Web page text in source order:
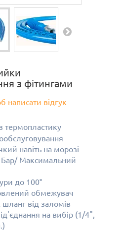
з фітингами
написати відгук
з термопластику
навіть на морозі
Бар/ Максимальний
до 100°
обмежувач
від заломів
на вибір (1/4",